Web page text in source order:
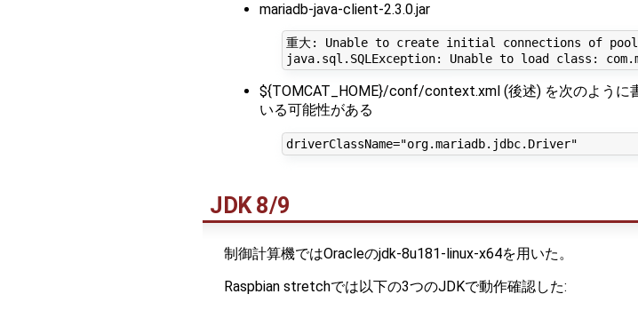
mariadb-java-client-2.3.0.jar
重大: Unable to create initial connections of
${TOMCAT_HOME}/conf/context.xml (後述) を次のように
いる可能性がある
JDK 8/9
制御計算機ではOracleのjdk-8u181-linux-x64を用いた。
Raspbian stretchでは以下の3つのJDKで動作確認した: